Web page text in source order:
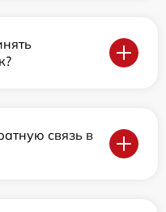
связь в